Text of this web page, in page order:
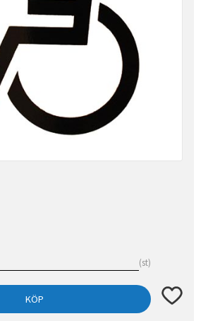
st
KÖP Lägg till